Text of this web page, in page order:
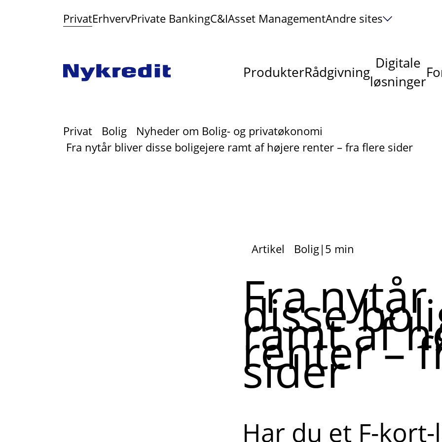
PrivatErhvervPrivate BankingC&IAsset ManagementAndre sites
ProdukterRådgivning
Digitale
løsninger
Privat Bolig
Nyheder om Bolig- og privatøkonomi
Fra nytår bliver disse boligejere ramt af højere renter – fra flere sider
Artikel Bolig|5 min
Fra
disse
ramt af
renter –
sider
Har du et F-kort-